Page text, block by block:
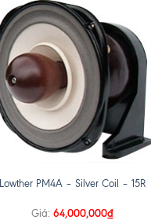
Lowther PM4A – Silver Coil – 15R
Giá: 64,000,000₫